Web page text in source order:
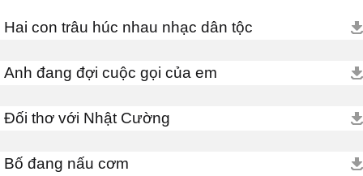
Hai con trâu húc nhau nhạc dân tộc
Anh đang đợi cuộc gọi của em
Đối thơ với Nhật Cường
Bố đang nấu cơm